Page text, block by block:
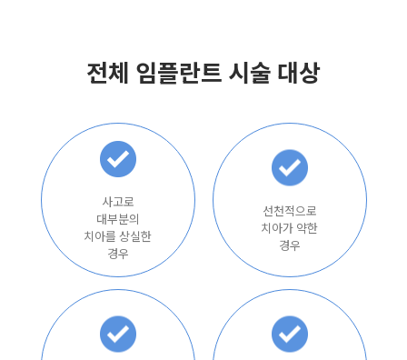
전체 임플란트 시술 대상
사고로
대부분의
치아를 상실한
경우
선천적으로
치아가 약한
경우